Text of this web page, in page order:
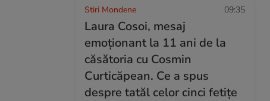
Stiri Mondene 09:35
Laura Cosoi, mesaj
emoționant la 11 ani de la
căsătoria cu Cosmin
Curticăpean. Ce a spus
despre tatăl celor cinci fetițe